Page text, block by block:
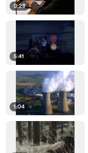
0:28
5:41
1:04